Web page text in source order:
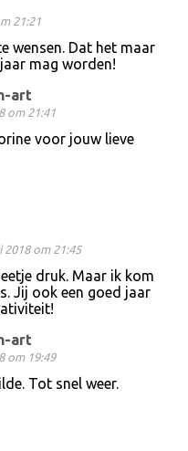
21:21
wensen. Dat het maar
mag worden!
art
om 21:41
voor jouw lieve
2018 om 21:45
druk. Maar ik kom
Jij ook een goed jaar
art
om 19:49
Tot snel weer.